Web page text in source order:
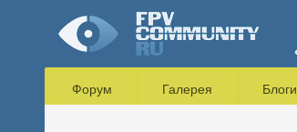
Форум Галерея Блоги